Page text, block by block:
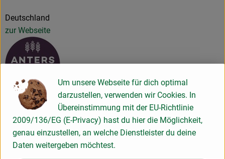
Deutschland
zur Webseite
Antersdorfer Mühle GmbH & Co. Vertriebs KG
D 84359 Simbach am Inn
Kontrollnummer DE-ÖKO-003
www.antersdorfer.bio
Um unsere Webseite für dich optimal
darzustellen, verwenden wir Cookies. In
Übereinstimmung mit der EU-Richtlinie
2009/136/EG (E-Privacy) hast du hier die Möglichkeit,
genau einzustellen, an welche Dienstleister du deine
Daten weitergeben möchtest.